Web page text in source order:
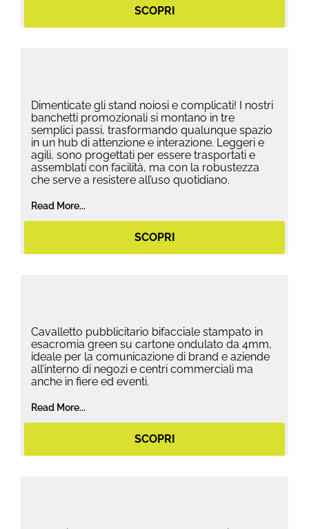
SCOPRI
Dimenticate gli stand noiosi e complicati! I nostri
banchetti promozionali si montano in tre
semplici passi, trasformando qualunque spazio
in un hub di attenzione e interazione. Leggeri e
agili, sono progettati per essere trasportati e
assemblati con facilità, ma con la robustezza
che serve a resistere all’uso quotidiano.
Read More...
SCOPRI
Cavalletto pubblicitario bifacciale stampato in
esacromia green su cartone ondulato da 4mm,
ideale per la comunicazione di brand e aziende
all’interno di negozi e centri commerciali ma
anche in fiere ed eventi.
Read More...
SCOPRI